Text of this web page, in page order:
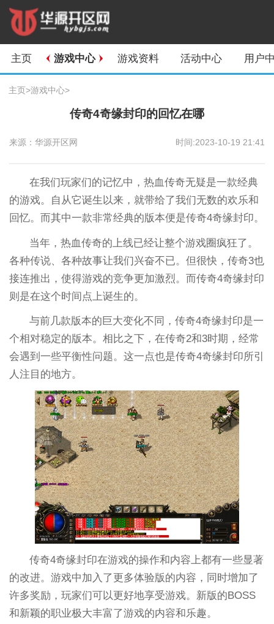
主页 游戏中心 游戏资料 活动中心 用户
主页>游戏中心>
传奇4奇缘封印的回忆在哪
来源：华源开区网 时间:2023-10-19 21:41
在我们玩家们的记忆中，热血传奇无疑是一款经典
的游戏。自从它诞生以来，就带给了我们无数的欢乐和
回忆。而其中一款非常经典的版本便是传奇4奇缘封印。
当年，热血传奇的上线已经让整个游戏圈疯狂了。
各种传说、各种故事让我们兴奋不已。但很快，传奇3也
接连推出，使得游戏的竞争更加激烈。而传奇4奇缘封印
则是在这个时间点上诞生的。
与前几款版本的巨大变化不同，传奇4奇缘封印是一
个相对稳定的版本。相比之下，在传奇2和3时期，经常
会遇到一些平衡性问题。这一点也是传奇4奇缘封印所引
人注目的地方。
传奇4奇缘封印在游戏的操作和内容上都有一些显著
的改进。游戏中加入了更多体验版的内容，同时增加了
许多奖励，玩家们可以更好地享受游戏。新版的BOSS
和新颖的职业极大丰富了游戏的内容和乐趣。